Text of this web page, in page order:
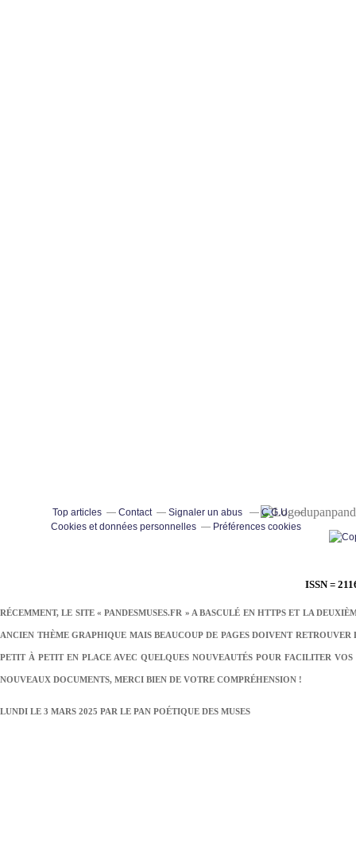
ISSN =
RÉCEMMENT, LE SITE « PANDESMUSES.FR » A BASCULÉ EN HTTPS ET LA
ANCIEN THÈME GRAPHIQUE MAIS BEAUCOUP DE PAGES DOIVENT
PETIT À PETIT EN PLACE AVEC QUELQUES NOUVEAUTÉS POUR FACILITER
NOUVEAUX DOCUMENTS, MERCI BIEN DE VOTRE COMPRÉHENSION !
LUNDI LE 3 MARS 2025 PAR LE PAN POÉTIQUE DES MUSES
Top articles Contact Signaler un abus
C.G.U.
Cookies et données personnelles
Préférences cookies